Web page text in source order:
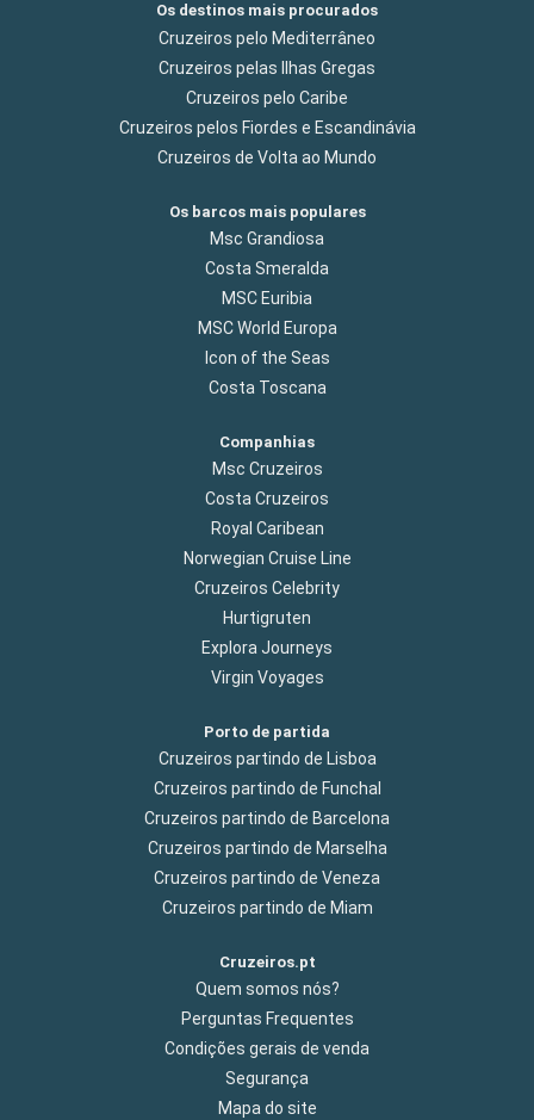
Os destinos mais procurados
Cruzeiros pelo Mediterrâneo
Cruzeiros pelas Ilhas Gregas
Cruzeiros pelo Caribe
Cruzeiros pelos Fiordes e Escandinávia
Cruzeiros de Volta ao Mundo
Os barcos mais populares
Msc Grandiosa
Costa Smeralda
MSC Euribia
MSC World Europa
Icon of the Seas
Costa Toscana
Companhias
Msc Cruzeiros
Costa Cruzeiros
Royal Caribean
Norwegian Cruise Line
Cruzeiros Celebrity
Hurtigruten
Explora Journeys
Virgin Voyages
Porto de partida
Cruzeiros partindo de Lisboa
Cruzeiros partindo de Funchal
Cruzeiros partindo de Barcelona
Cruzeiros partindo de Marselha
Cruzeiros partindo de Veneza
Cruzeiros partindo de Miam
Cruzeiros.pt
Quem somos nós?
Perguntas Frequentes
Condições gerais de venda
Segurança
Mapa do site